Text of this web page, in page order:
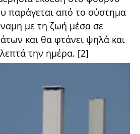
παράγεται από το σύστημα
με τη ζωή μέσα σε
και θα φτάνει ψηλά και
την ημέρα. [2]